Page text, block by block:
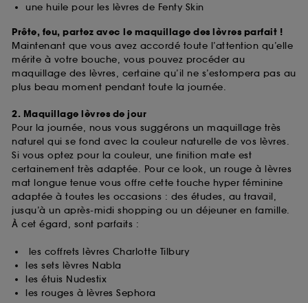
une huile pour les lèvres de Fenty Skin
Prête, feu, partez avec le maquillage des lèvres parfait !
Maintenant que vous avez accordé toute l’attention qu’elle
mérite à votre bouche, vous pouvez procéder au
maquillage des lèvres, certaine qu’il ne s’estompera pas au
plus beau moment pendant toute la journée.
2. Maquillage lèvres de jour
Pour la journée, nous vous suggérons un maquillage très
naturel qui se fond avec la couleur naturelle de vos lèvres.
Si vous optez pour la couleur, une finition mate est
certainement très adaptée. Pour ce look, un rouge à lèvres
mat longue tenue vous offre cette touche hyper féminine
adaptée à toutes les occasions : des études, au travail,
jusqu’à un après-midi shopping ou un déjeuner en famille.
À cet égard, sont parfaits :
les coffrets lèvres Charlotte Tilbury
les sets lèvres Nabla
les étuis Nudestix
les rouges à lèvres Sephora